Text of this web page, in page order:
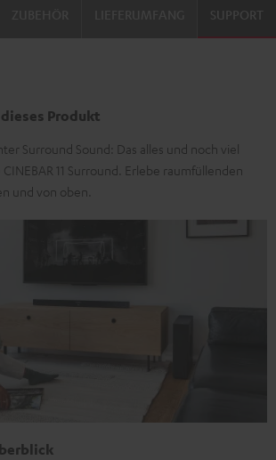
SUPPORT
Produkt
Surround Sound: Das alles und noch viel
11 Surround. Erlebe raumfüllenden
und von oben.